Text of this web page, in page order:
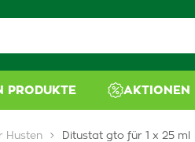
PRODUKTE AKTIONEN
Husten Ditustat gto für 1 x 25 ml